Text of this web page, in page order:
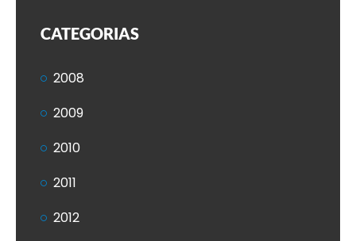
CATEGORIAS
2008
2009
2010
2011
2012